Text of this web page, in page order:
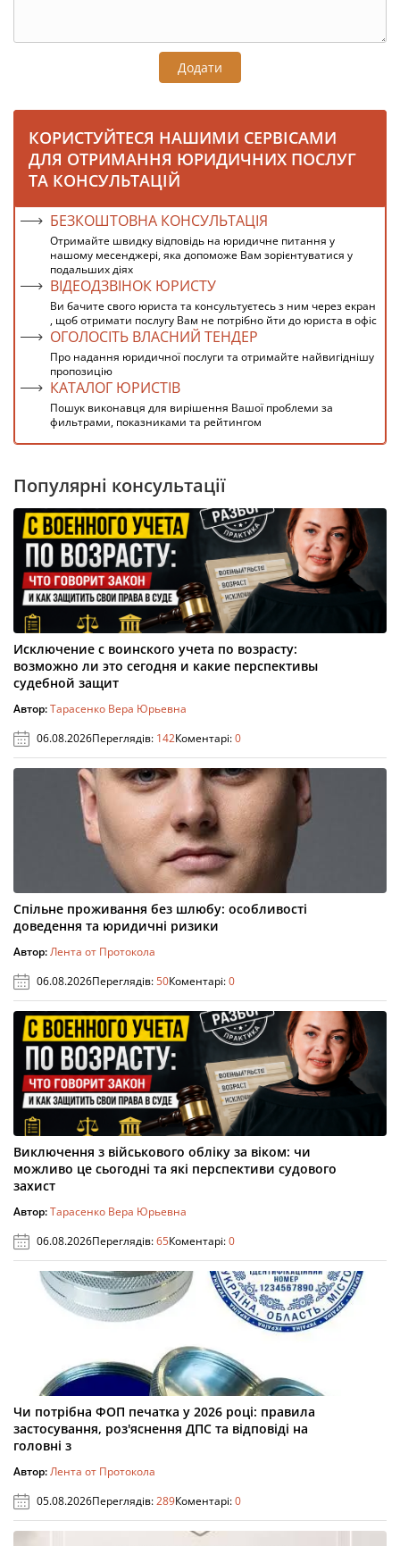
Додати
КОРИСТУЙТЕСЯ НАШИМИ СЕРВІСАМИ
ДЛЯ ОТРИМАННЯ ЮРИДИЧНИХ ПОСЛУГ
ТА КОНСУЛЬТАЦІЙ
БЕЗКОШТОВНА КОНСУЛЬТАЦІЯ
Отримайте швидку відповідь на юридичне питання у
нашому месенджері, яка допоможе Вам зорієнтуватися у
подальших діях
ВІДЕОДЗВІНОК ЮРИСТУ
Ви бачите свого юриста та консультуєтесь з ним через екран
, щоб отримати послугу Вам не потрібно йти до юриста в офіс
ОГОЛОСІТЬ ВЛАСНИЙ ТЕНДЕР
Про надання юридичної послуги та отримайте найвигіднішу
пропозицію
КАТАЛОГ ЮРИСТІВ
Пошук виконавця для вирішення Вашої проблеми за
фильтрами, показниками та рейтингом
Популярні консультації
Исключение с воинского учета по возрасту:
возможно ли это сегодня и какие перспективы
судебной защит
Автор:Тарасенко Вера Юрьевна
06.08.2026Переглядів: 142Коментарі:0
Спільне проживання без шлюбу: особливості
доведення та юридичні ризики
Автор:Лента от Протокола
06.08.2026Переглядів:50Коментарі:0
Виключення з військового обліку за віком: чи
можливо це сьогодні та які перспективи судового
захист
Автор:Тарасенко Вера Юрьевна
06.08.2026Переглядів:65Коментарі:0
Чи потрібна ФОП печатка у 2026 році: правила
застосування, роз'яснення ДПС та відповіді на
головні з
Автор:Лента от Протокола
05.08.2026Переглядів:289Коментарі:0